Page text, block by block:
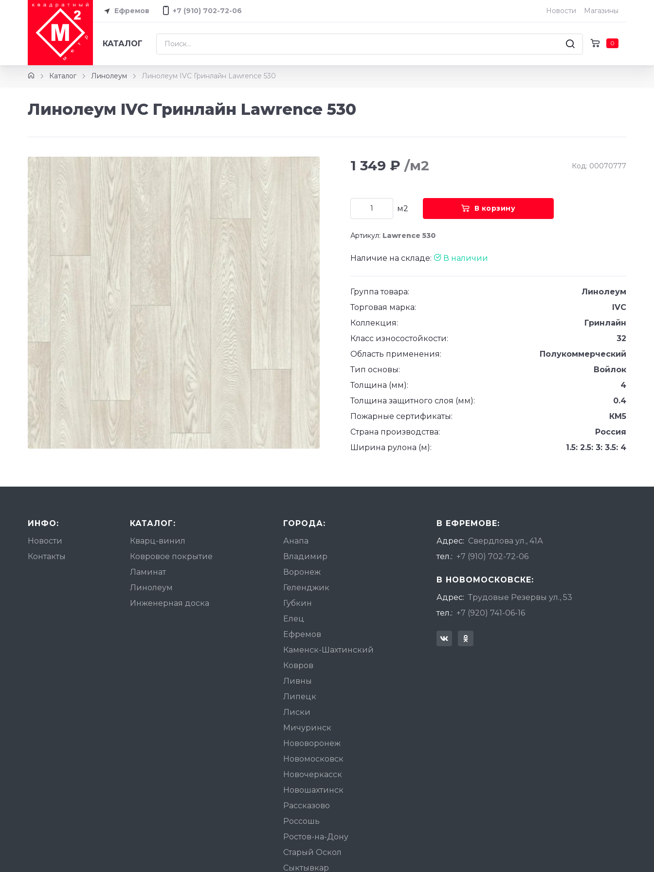
Ефремов +7 (910) 702-72-06 Новости Магазины
КАТАЛОГ 0
Каталог Линолеум Линолеум IVC Гринлайн Lawrence 530
Линолеум IVC Гринлайн Lawrence 530
1 349 ₽ /м2 Код: 00070777
м2 В корзину
Артикул: Lawrence 530
Наличие на складе: В наличии
Группа товара:
Линолеум
Торговая марка:
IVC
Коллекция:
Гринлайн
Класс износостойкости:
32
Область применения:
Полукоммерческий
Тип основы:
Войлок
Толщина (мм):
4
Толщина защитного слоя (мм):
0.4
Пожарные сертификаты:
КМ5
Страна производства:
Россия
Ширина рулона (м):
1.5: 2.5: 3: 3.5: 4
ИНФО:
Новости
Контакты
КАТАЛОГ:
Кварц-винил
Ковровое покрытие
Ламинат
Линолеум
Инженерная доска
ГОРОДА:
Анапа
Владимир
Воронеж
Геленджик
Губкин
Елец
Ефремов
Каменск-Шахтинский
Ковров
Ливны
Липецк
Лиски
Мичуринск
Нововоронеж
Новомосковск
Новочеркасск
Новошахтинск
Рассказово
Россошь
Ростов-на-Дону
Старый Оскол
Сыктывкар
В ЕФРЕМОВЕ:
Адрес: Свердлова ул., 41А
тел.: +7 (910) 702-72-06
В НОВОМОСКОВСКЕ:
Адрес: Трудовые Резервы ул., 53
тел.: +7 (920) 741-06-16